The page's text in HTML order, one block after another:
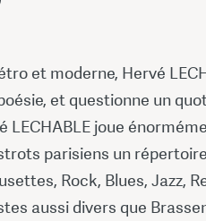
et moderne, Hervé
et questionne un
LECHABLE joue
parisiens un
Rock, Blues, Jazz,
aussi divers que